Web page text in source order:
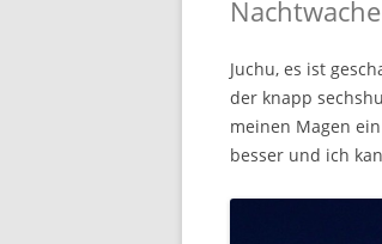
Nachtwache
Juchu, es ist
der knapp
meinen Magen
besser und ich